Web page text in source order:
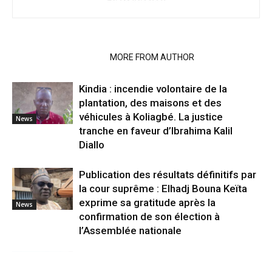
MORE FROM AUTHOR
News
Kindia : incendie volontaire de la
plantation, des maisons et des
véhicules à Koliagbé. La justice
tranche en faveur d’Ibrahima Kalil
Diallo
News
Publication des résultats définitifs par
la cour suprême : Elhadj Bouna Keïta
exprime sa gratitude après la
confirmation de son élection à
l’Assemblée nationale